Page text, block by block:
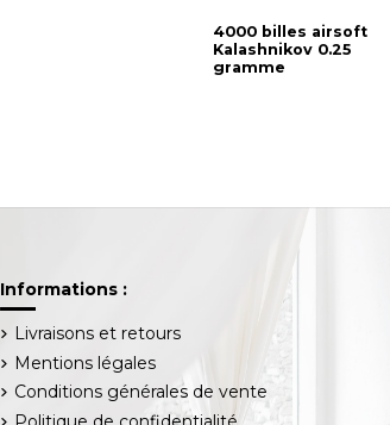
4000 billes airsoft
Kalashnikov 0.25
gramme
Informations :
Livraisons et retours
Mentions légales
Conditions générales de vente